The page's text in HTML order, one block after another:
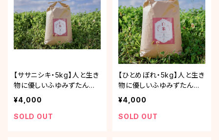
【ササニシキ・5kg】人と生き
物に優しいふゆみずたんぽ
米「R6年産ササニシキ」
¥4,000
SOLD OUT
【ひとめぼれ・5kg】人と生き
物に優しいふゆみずたんぽ
米「R6年産ひとめぼれ」
¥4,000
SOLD OUT